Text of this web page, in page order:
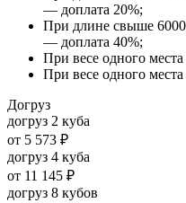
— доплата 20%;
При длине свыше
— доплата 40%;
При весе одного
При весе одного
Догруз
догруз 2 куба
от 5 573 ₽
догруз 4 куба
от 11 145 ₽
догруз 8 кубов